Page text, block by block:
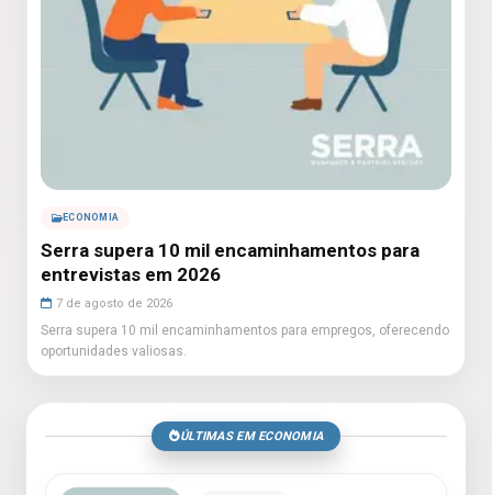
ECONOMIA
Serra supera 10 mil encaminhamentos para
entrevistas em 2026
7 de agosto de 2026
Serra supera 10 mil encaminhamentos para empregos, oferecendo
oportunidades valiosas.
ÚLTIMAS EM ECONOMIA